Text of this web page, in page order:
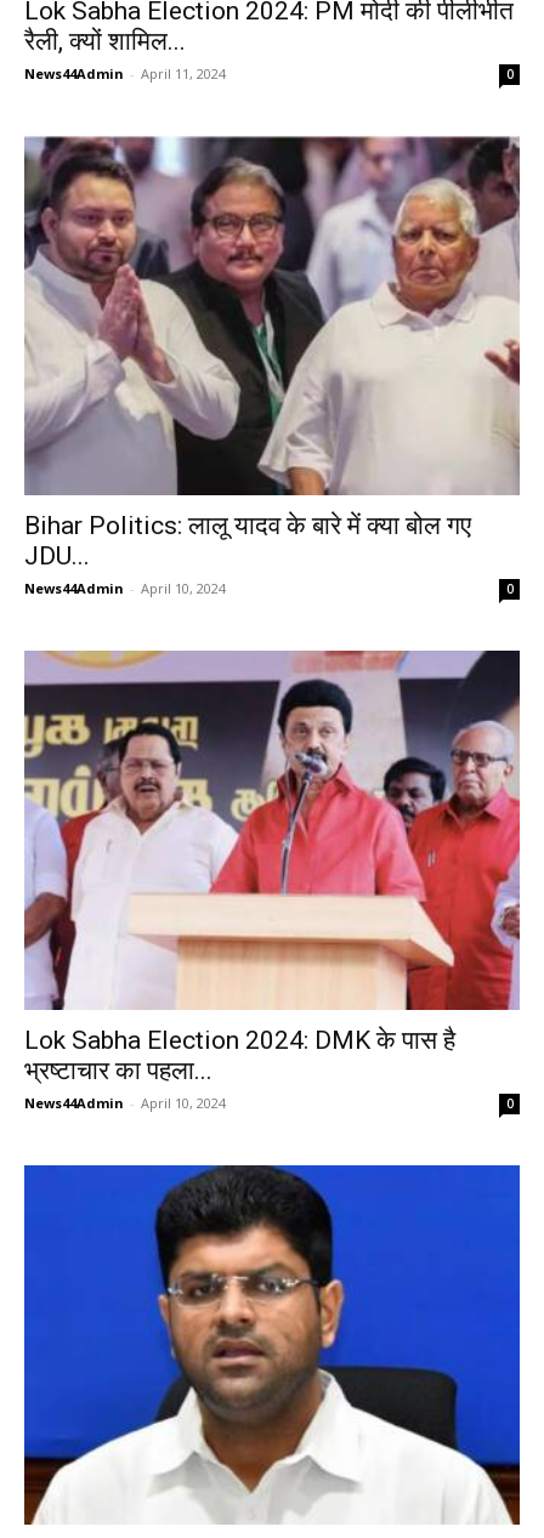
Lok Sabha Election 2024: PM मोदी की पीलीभीत
रैली, क्यों शामिल...
News44Admin - April 11, 2024 0
Bihar Politics: लालू यादव के बारे में क्या बोल गए
JDU...
News44Admin - April 10, 2024 0
Lok Sabha Election 2024: DMK के पास है
भ्रष्टाचार का पहला...
News44Admin - April 10, 2024 0